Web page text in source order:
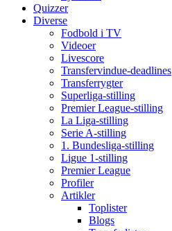
Quizzer
Diverse
Fodbold i TV
Videoer
Livescore
Transfervindue-deadlines
Transferrygter
Superliga-stilling
Premier League-stilling
La Liga-stilling
Serie A-stilling
1. Bundesliga-stilling
Ligue 1-stilling
Premier League
Profiler
Artikler
Toplister
Blogs